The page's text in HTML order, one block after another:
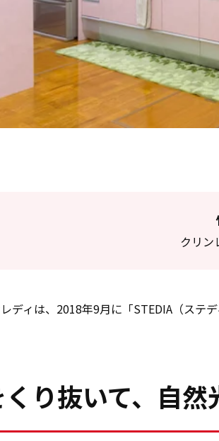
クリン
ディは、2018年9月に「STEDIA（ステ
り抜いて、自